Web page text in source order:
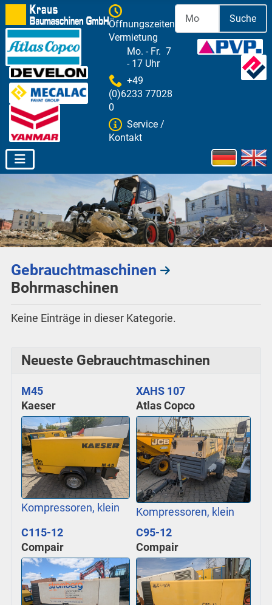
Öffnungszeiten
Vermietung
Mo. - Fr. 7
- 17 Uhr
+49
(0)6233 77028
0
Service /
Kontakt
Suche
Sprache
Gebrauchtmaschinen
Bohrmaschinen
Keine Einträge in dieser Kategorie.
Neueste Gebrauchtmaschinen
M45
Kaeser
Kompressoren, klein
XAHS 107
Atlas Copco
Kompressoren, klein
C115-12
Compair
C95-12
Compair